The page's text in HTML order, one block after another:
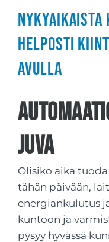
helposti
avulla
Juva
Olisiko aika
tähän päivään,
energiankulutus
kuntoon ja
pysyy hyvässä